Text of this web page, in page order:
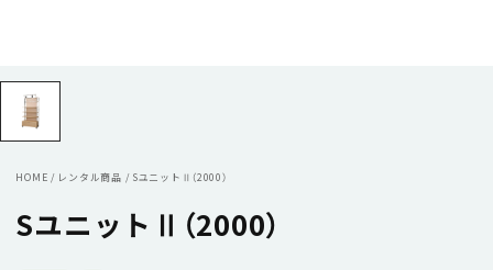
HOME / レンタル商品 / SユニットⅡ（2000）
SユニットⅡ（2000）